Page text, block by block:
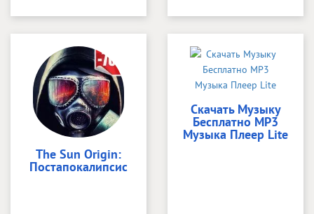
The Sun Origin:
Постапокалипсис
Скачать Музыку
Бесплатно MP3
Музыка Плеер Lite